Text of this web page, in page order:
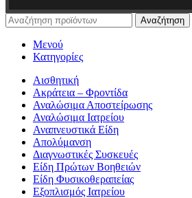
Αναζήτηση
Μενού
Κατηγορίες
Αισθητική
Ακράτεια – Φροντίδα
Αναλώσιμα Αποστείρωσης
Αναλώσιμα Ιατρείου
Αναπνευστικά Είδη
Απολύμανση
Διαγνωστικές Συσκευές
Είδη Πρώτων Βοηθειών
Είδη Φυσικοθεραπείας
Εξοπλισμός Ιατρείου